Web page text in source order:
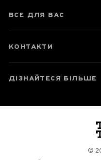
ВСЕ ДЛЯ ВАС
КОНТАКТИ
ДІЗНАЙТЕСЯ БІЛЬШЕ
©